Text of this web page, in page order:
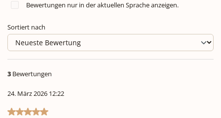
Bewertungen nur in der aktuellen Sprache anzeigen.
Sortiert nach
3 Bewertungen
24. März 2026 12:22
Bewertung mit 5 von 5 Sternen